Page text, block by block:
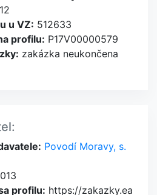
u VZ: 512633
profilu: P17V00000579
zakázka neukončena
Povodí Moravy, s.
profilu: https://zakazky.ea